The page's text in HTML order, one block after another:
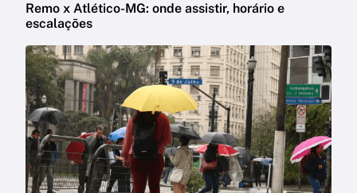
Remo x Atlético-MG: onde assistir, horário e
escalações